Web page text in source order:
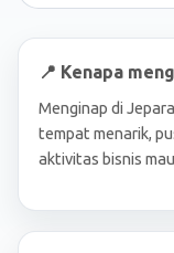
📍 Kenapa
Menginap di
tempat menarik,
aktivitas bisnis